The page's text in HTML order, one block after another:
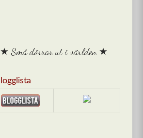
★ Små dörrar ut i världen ★